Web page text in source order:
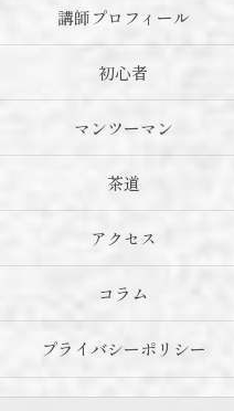
講師プロフィール
初心者
マンツーマン
茶道
アクセス
コラム
プライバシーポリシー